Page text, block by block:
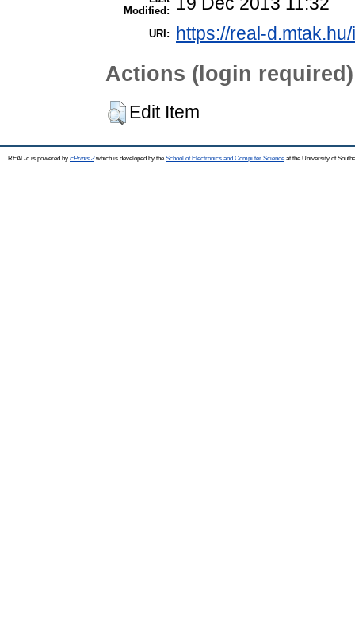
Modified:
URI: https://real-
Actions (login required)
Edit Item
REAL-d is powered by EPrints 3which is developed by the School of Electronics and Computer Science at the University of